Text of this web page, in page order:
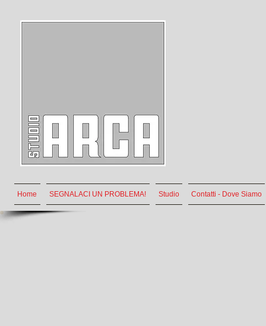
Home SEGNALACI UN PROBLEMA! Studio Contatti - Dove Siamo